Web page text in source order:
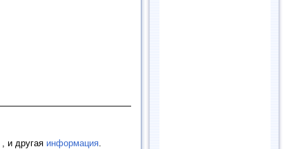
, и другая информация